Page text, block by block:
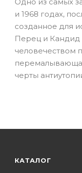
и 1968 годах,
созданное для
Перец и Кандид
человечеством
черты
КАТАЛОГ